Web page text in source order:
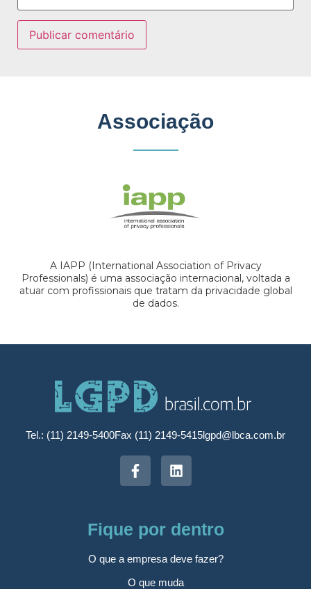
Associação
A IAPP (International Association of Privacy
Professionals) é uma associação internacional, voltada a
atuar com profissionais que tratam da privacidade global
de dados.
Tel.: (11) 2149-5400Fax (11) 2149-5415lgpd@lbca.com.br
Fique por dentro
O que a empresa deve fazer?
O que muda